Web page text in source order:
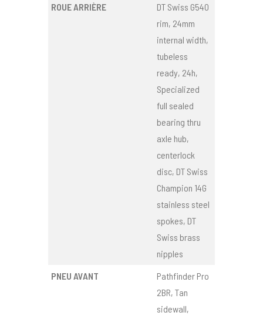
ROUE ARRIÈRE
DT Swiss G540
rim, 24mm
internal width,
tubeless
ready, 24h,
Specialized
full sealed
bearing thru
axle hub,
centerlock
disc, DT Swiss
Champion 14G
stainless steel
spokes, DT
Swiss brass
nipples
PNEU AVANT
Pathfinder Pro
2BR, Tan
sidewall,